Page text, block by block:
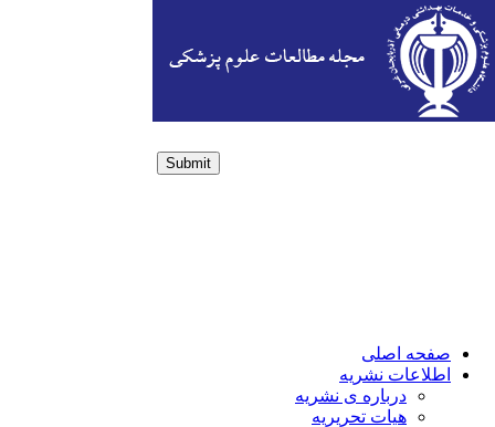
Submit
صفحه اصلی
اطلاعات نشریه
درباره ی نشریه
هیات تحریریه